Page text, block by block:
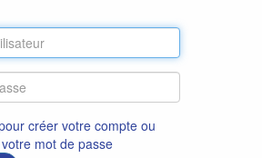
créer votre compte ou
mot de passe